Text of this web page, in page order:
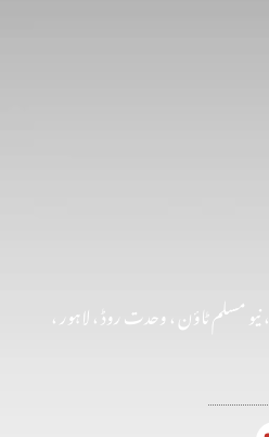
احرار مرکزی سیکرٹریٹ . 69 -C ، نیو مسلم ٹاؤن ، وحدت روڈ ، لاہور ،